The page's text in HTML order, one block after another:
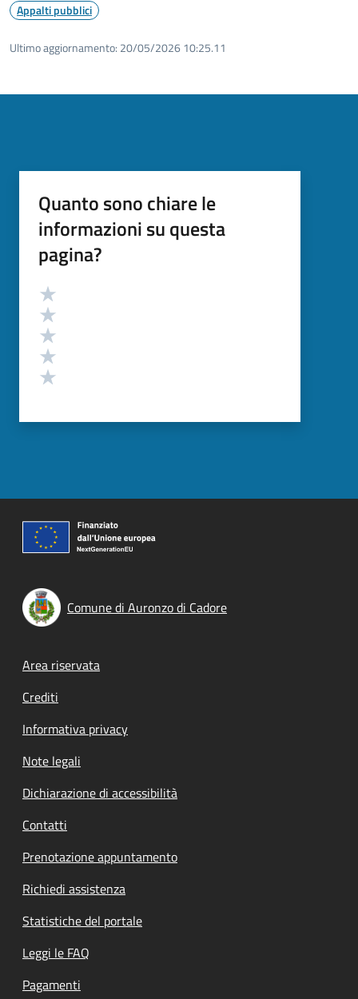
Appalti pubblici
Ultimo aggiornamento: 20/05/2026 10:25.11
Quanto sono chiare le
informazioni su questa
pagina?
Valutazione
Comune di Auronzo di Cadore
Footer menu
Area riservata
Crediti
Informativa privacy
Note legali
Dichiarazione di accessibilità
Contatti
Prenotazione appuntamento
Richiedi assistenza
Statistiche del portale
Leggi le FAQ
Pagamenti